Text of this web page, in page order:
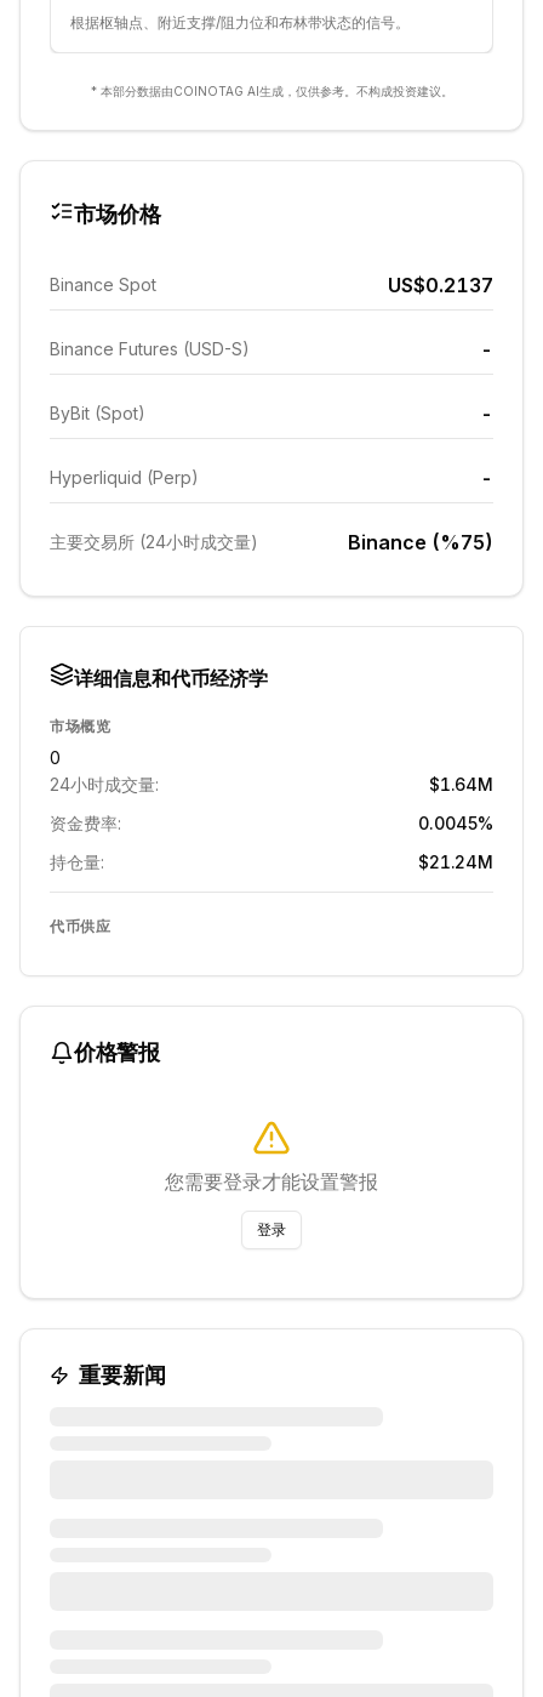
根据枢轴点、附近支撑/阻力位和布林带状态的信号。
* 本部分数据由COINOTAG AI生成，仅供参考。不构成投资建议。
市场价格
Binance Spot US$0.2137
Binance Futures (USD-S) -
ByBit (Spot) -
Hyperliquid (Perp) -
主要交易所 (24小时成交量) Binance (%75)
详细信息和代币经济学
市场概览
0
24小时成交量:
$1.64M
资金费率:
0.0045%
持仓量:
$21.24M
代币供应
价格警报
您需要登录才能设置警报
登录
重要新闻